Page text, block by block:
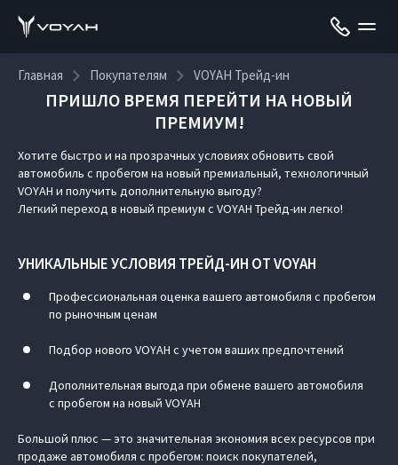
Главная Покупателям VOYAH Трейд-ин
ПРИШЛО ВРЕМЯ ПЕРЕЙТИ НА НОВЫЙ
ПРЕМИУМ!
VOYAH Трейд-ин
Хотите быстро и на прозрачных условиях обновить свой
автомобиль с пробегом на новый премиальный, технологичный
VOYAH и получить дополнительную выгоду?
Легкий переход в новый премиум с VOYAH Трейд-ин легко!
УНИКАЛЬНЫЕ УСЛОВИЯ ТРЕЙД-ИН ОТ VOYAH
Профессиональная оценка вашего автомобиля с пробегом
по рыночным ценам
Подбор нового VOYAH с учетом ваших предпочтений
Дополнительная выгода при обмене вашего автомобиля
с пробегом на новый VOYAH
Большой плюс — это значительная экономия всех ресурсов при
продаже автомобиля с пробегом: поиск покупателей,